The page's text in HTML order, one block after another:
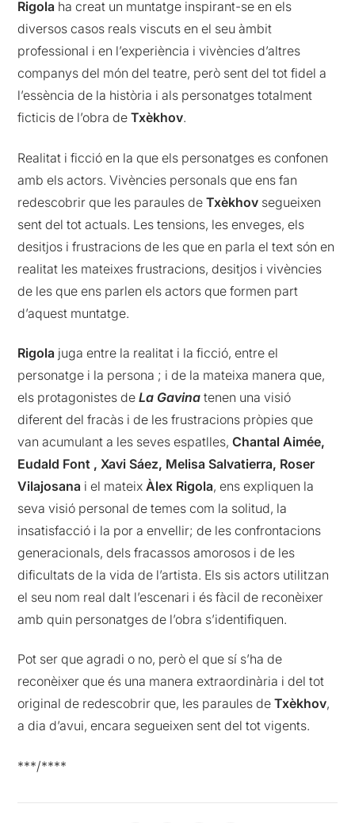
Rigola ha creat un muntatge inspirant-se en els
diversos casos reals viscuts en el seu àmbit
professional i en l’experiència i vivències d’altres
companys del món del teatre, però sent del tot fidel a
l’essència de la història i als personatges totalment
ficticis de l’obra deTxèkhov.
Realitat i ficció en la que els personatges es confonen
amb els actors. Vivències personals que ens fan
redescobrir que les paraules deTxèkhov segueixen
sent del tot actuals. Les tensions, les enveges, els
desitjos i frustracions de les que en parla el text són en
realitat les mateixes frustracions, desitjos i vivències
de les que ens parlen els actors que formen part
d’aquest muntatge.
Rigola juga entre la realitat i la ficció, entre el
personatge i la persona ; i de la mateixa manera que,
els protagonistes deLa Gavina tenen una visió
diferent del fracàs i de les frustracions pròpies que
van acumulant a les seves espatlles,Chantal Aimée,
Eudald Font , Xavi Sáez, Melisa Salvatierra, Roser
Vilajosana i el mateixÀlex Rigola, ens expliquen la
seva visió personal de temes com la solitud, la
insatisfacció i la por a envellir; de les confrontacions
generacionals, dels fracassos amorosos i de les
dificultats de la vida de l’artista. Els sis actors utilitzan
el seu nom real dalt l’escenari i és fàcil de reconèixer
amb quin personatges de l’obra s’identifiquen.
Pot ser que agradi o no, però el que sí s’ha de
reconèixer que és una manera extraordinària i del tot
original de redescobrir que, les paraules deTxèkhov,
a dia d’avui, encara segueixen sent del tot vigents.
***/****